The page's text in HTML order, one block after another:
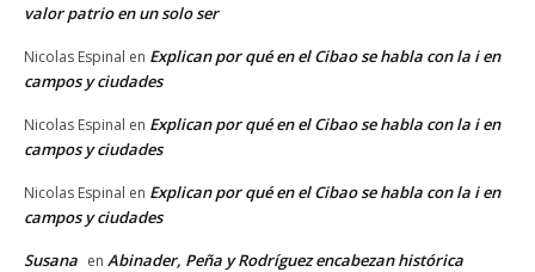
valor patrio en un solo ser
Nicolas Espinal en Explican por qué en el Cibao se habla con la i en
campos y ciudades
Nicolas Espinal en Explican por qué en el Cibao se habla con la i en
campos y ciudades
Nicolas Espinal en Explican por qué en el Cibao se habla con la i en
campos y ciudades
Susana en Abinader, Peña y Rodríguez encabezan histórica